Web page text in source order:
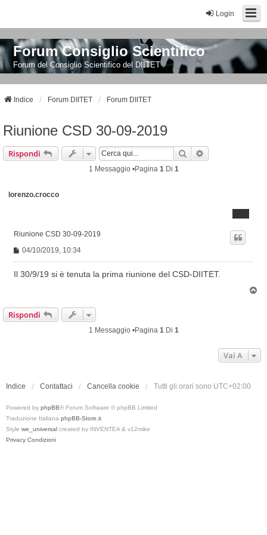
Login
Forum Consiglio Scientifico
Forum del Consiglio Scientifico del DIITET
Indice Forum DIITET Forum DIITET
Riunione CSD 30-09-2019
Rispondi Cerca
1 Messaggio •Pagina 1Di 1
lorenzo.crocco
Riunione CSD 30-09-2019
M
e
s
g
04/10/2019, 10:34
Il 30/9/19 si è tenuta la prima riunione del CSD-DIITET.
Rispondi
1 Messaggio •Pagina 1Di 1
Vai A
Indice Contattaci Cancella cookie Tutti gli orari sono UTC+02:00
Powered by phpBB® Forum Software © phpBB Limited
Traduzione Italiana phpBB-Store.it
Style we_universal created by INVENTEA & v12mike
Privacy Condizioni